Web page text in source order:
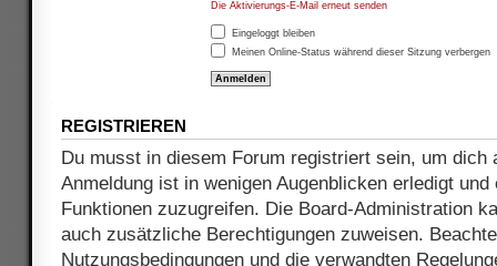
Die Aktivierungs-E-Mail erneut senden
Eingeloggt bleiben
Meinen Online-Status während dieser Sitzung verbergen
REGISTRIEREN
Du musst in diesem Forum registriert sein, um dich
Anmeldung ist in wenigen Augenblicken erledigt
Funktionen zuzugreifen. Die Board-Administration
auch zusätzliche Berechtigungen zuweisen.
Nutzungsbedingungen und die verwandten